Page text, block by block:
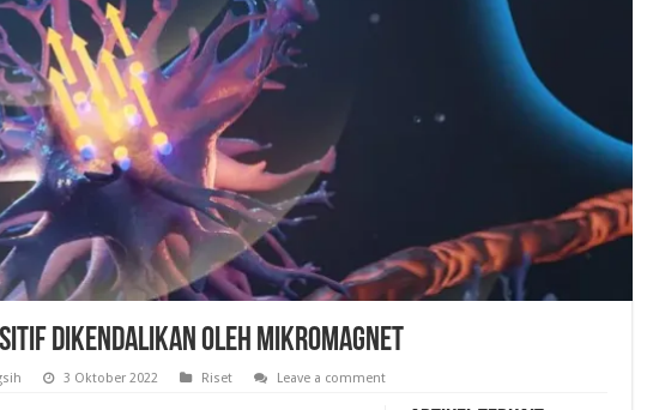
Dikendalikan oleh Mikromagnet
3 Oktober 2022 Riset Leave a comment